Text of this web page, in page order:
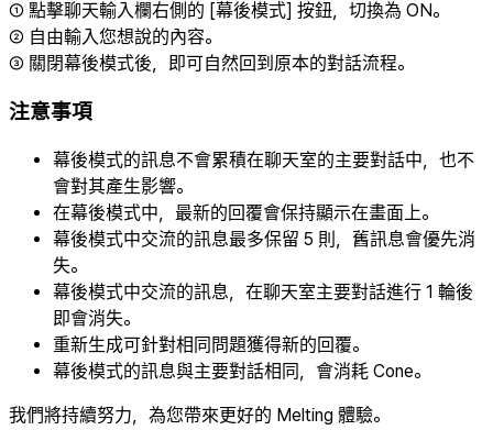
① 點擊聊天輸入欄右側的 [幕後模式] 按鈕，切換為 ON。
② 自由輸入您想說的內容。
③ 關閉幕後模式後，即可自然回到原本的對話流程。
注意事項
幕後模式的訊息不會累積在聊天室的主要對話中，也不
會對其產生影響。
在幕後模式中，最新的回覆會保持顯示在畫面上。
幕後模式中交流的訊息最多保留 5 則，舊訊息會優先消
失。
幕後模式中交流的訊息，在聊天室主要對話進行 1 輪後
即會消失。
重新生成可針對相同問題獲得新的回覆。
幕後模式的訊息與主要對話相同，會消耗 Cone。
我們將持續努力，為您帶來更好的 Melting 體驗。